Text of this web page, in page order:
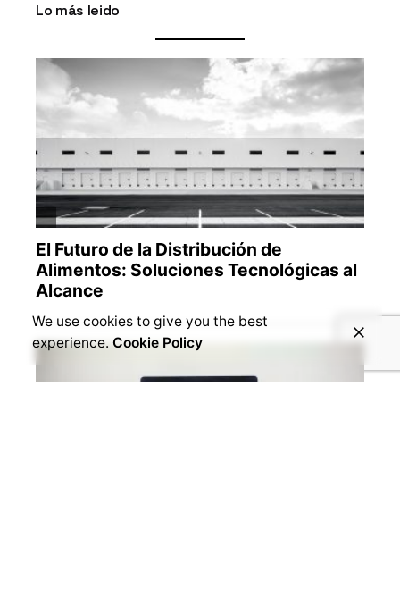
Lo más leido
We use cookies to give you the best
experience.Cookie Policy